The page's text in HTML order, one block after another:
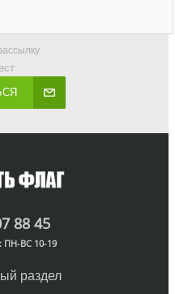
88 45
ВС 10-19
раздел